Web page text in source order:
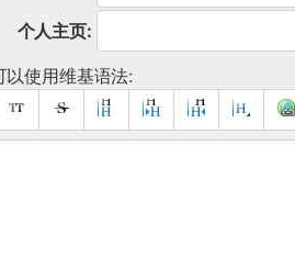
个人主页:
使用维基语法: